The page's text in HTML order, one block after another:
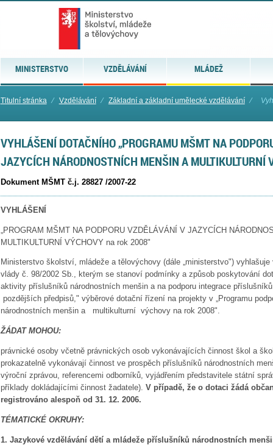
MINISTERSTVO VZDĚLÁVÁNÍ MLÁDEŽ
Titulní stránka ⁄ Vzdělávání ⁄ Základní a základní umělecké vzdělávání ⁄
VYHLÁŠENÍ DOTAČNÍHO „PROGRAMU MŠMT NA
JAZYCÍCH NÁRODNOSTNÍCH MENŠIN A MULTIKULTURNÍ
Dokument MŠMT č.j. 28827 /2007-22
VYHLÁŠENÍ
„PROGRAM MŠMT NA PODPORU VZDĚLÁVÁNÍ V JAZYCÍCH
MULTIKULTURNÍ VÝCHOVY na rok 2008"
Ministerstvo školství, mládeže a tělovýchovy (dále „ministerstvo") vyhlašuje
vlády č. 98/2002 Sb., kterým se stanoví podmínky a způsob poskytování
aktivity příslušníků národnostních menšin a na podporu integrace
pozdějších předpisů," výběrové dotační řízení na projekty v „Programu
národnostních menšin a multikulturní výchovy na rok 2008".
ŽÁDAT MOHOU:
právnické osoby včetně právnických osob vykonávajících činnost škol a
prokazatelně vykonávají činnost ve prospěch příslušníků národnostních
výroční zprávou, referencemi odborníků, vyjádřením představitele státní
příklady dokládajícími činnost žadatele). V případě, že o dotaci žádá
registrováno alespoň od 31. 12. 2006.
TÉMATICKÉ OKRUHY:
1. Jazykové vzdělávání dětí a mládeže příslušníků národnostních